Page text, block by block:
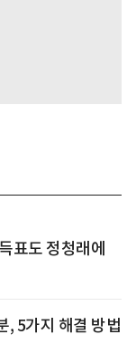
표도 정청래에
, 5가지 해결 방법